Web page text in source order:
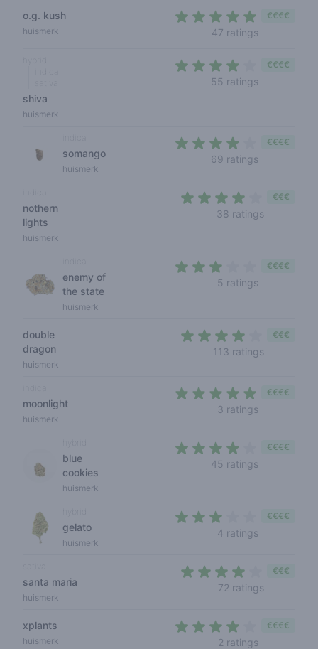
o.g. kush
huismerk 47 ratings
€€€€
shiva
huismerk
55 ratings
€€€€
somango
huismerk
69 ratings
€€€€
nothern
lights
huismerk
38 ratings
€€€
enemy of
the state
huismerk
5 ratings
€€€€
double
dragon
huismerk
113 ratings
€€€
moonlight
huismerk
3 ratings
€€€€
blue
cookies
huismerk
45 ratings
€€€€
gelato
huismerk
4 ratings
€€€€
santa maria
huismerk
72 ratings
€€€
xplants
huismerk 2 ratings
€€€€